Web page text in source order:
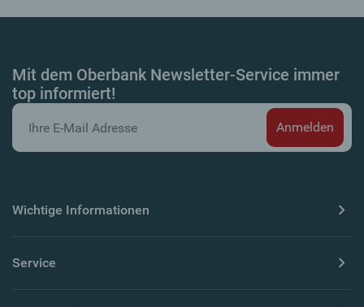
Mit dem Oberbank Newsletter-Service immer
top informiert!
Wichtige Informationen
Service